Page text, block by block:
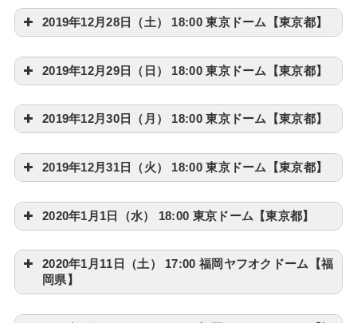
2019年12月28日（土） 18:00 東京ドーム【東京都】
2019年12月29日（日） 18:00 東京ドーム【東京都】
2019年12月30日（月） 18:00 東京ドーム【東京都】
2019年12月31日（火） 18:00 東京ドーム【東京都】
2020年1月1日（水） 18:00 東京ドーム【東京都】
2020年1月11日（土） 17:00 福岡ヤフオクドーム【福
岡県】